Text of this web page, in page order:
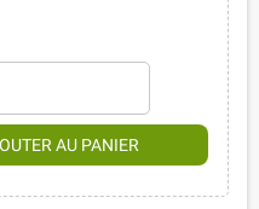
AU PANIER